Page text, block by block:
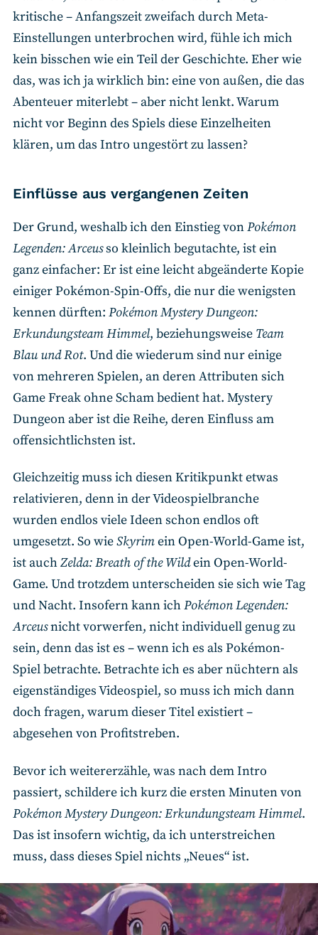
kritische – Anfangszeit zweifach durch Meta-
Einstellungen unterbrochen wird, fühle ich mich
kein bisschen wie ein Teil der Geschichte. Eher wie
das, was ich ja wirklich bin: eine von außen, die das
Abenteuer miterlebt – aber nicht lenkt. Warum
nicht vor Beginn des Spiels diese Einzelheiten
klären, um das Intro ungestört zu lassen?
Einflüsse aus vergangenen Zeiten
Der Grund, weshalb ich den Einstieg vonPokémon
Legenden: Arceusso kleinlich begutachte, ist ein
ganz einfacher: Er ist eine leicht abgeänderte Kopie
einiger Pokémon-Spin-Offs, die nur die wenigsten
kennen dürften: Pokémon Mystery Dungeon:
Erkundungsteam Himmel, beziehungsweise Team
Blau und Rot. Und die wiederum sind nur einige
von mehreren Spielen, an deren Attributen sich
Game Freak ohne Scham bedient hat. Mystery
Dungeon aber ist die Reihe, deren Einfluss am
offensichtlichsten ist.
Gleichzeitig muss ich diesen Kritikpunkt etwas
relativieren, denn in der Videospielbranche
wurden endlos viele Ideen schon endlos oft
umgesetzt. So wieSkyrimein Open-World-Game ist,
ist auchZelda: Breath of the Wildein Open-World-
Game. Und trotzdem unterscheiden sie sich wie Tag
und Nacht. Insofern kann ichPokémonLegenden:
Arceusnicht vorwerfen, nicht individuell genug zu
sein, denn das ist es – wenn ich es als Pokémon-
Spiel betrachte. Betrachte ich es aber nüchtern als
eigenständiges Videospiel, so muss ich mich dann
doch fragen, warum dieser Titel existiert –
abgesehen von Profitstreben.
Bevor ich weitererzähle, was nach dem Intro
passiert, schildere ich kurz die ersten Minuten von
Pokémon Mystery Dungeon: Erkundungsteam Himmel.
Das ist insofern wichtig, da ich unterstreichen
muss, dass dieses Spiel nichts „Neues“ ist.